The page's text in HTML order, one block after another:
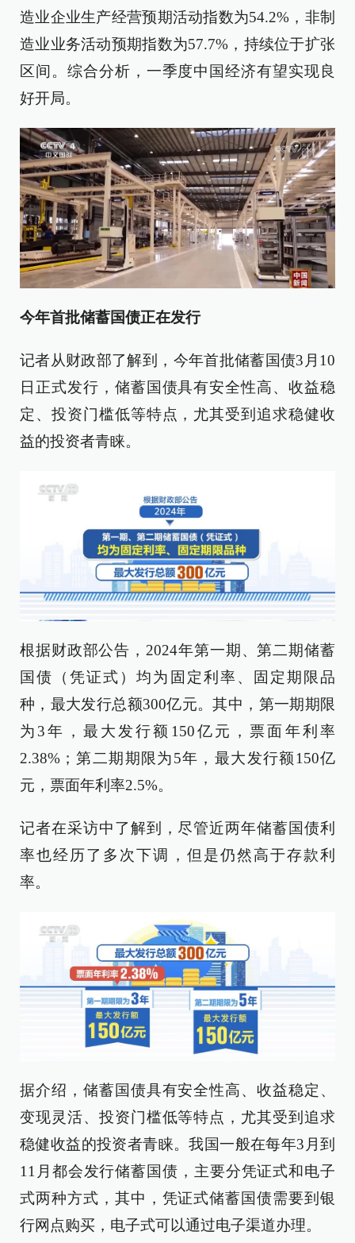
造业企业生产经营预期活动指数为54.2%，非制
造业业务活动预期指数为57.7%，持续位于扩张
区间。综合分析，一季度中国经济有望实现良
好开局。
今年首批储蓄国债正在发行
记者从财政部了解到，今年首批储蓄国债3月10
日正式发行，储蓄国债具有安全性高、收益稳
定、投资门槛低等特点，尤其受到追求稳健收
益的投资者青睐。
根据财政部公告，2024年第一期、第二期储蓄
国债（凭证式）均为固定利率、固定期限品
种，最大发行总额300亿元。其中，第一期期限
为3年，最大发行额150亿元，票面年利率
2.38%；第二期期限为5年，最大发行额150亿
元，票面年利率2.5%。
记者在采访中了解到，尽管近两年储蓄国债利
率也经历了多次下调，但是仍然高于存款利
率。
据介绍，储蓄国债具有安全性高、收益稳定、
变现灵活、投资门槛低等特点，尤其受到追求
稳健收益的投资者青睐。我国一般在每年3月到
11月都会发行储蓄国债，主要分凭证式和电子
式两种方式，其中，凭证式储蓄国债需要到银
行网点购买，电子式可以通过电子渠道办理。